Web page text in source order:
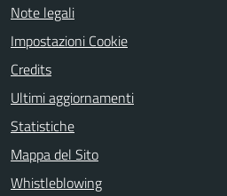
Note legali
Impostazioni Cookie
Credits
Ultimi aggiornamenti
Statistiche
Mappa del Sito
Whistleblowing